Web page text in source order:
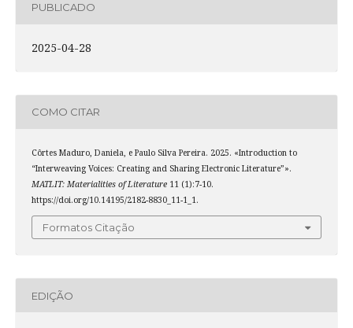
PUBLICADO
2025-04-28
COMO CITAR
Côrtes Maduro, Daniela, e Paulo Silva Pereira. 2025. «Introduction to
“Interweaving Voices: Creating and Sharing Electronic Literature”».
MATLIT: Materialities of Literature11 (1):7-10.
https://doi.org/10.14195/2182-8830_11-1_1.
Formatos Citação
EDIÇÃO